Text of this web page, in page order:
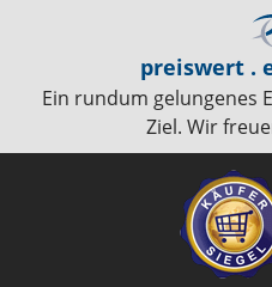
preiswert .
Ein rundum gelungenes
Ziel. Wir